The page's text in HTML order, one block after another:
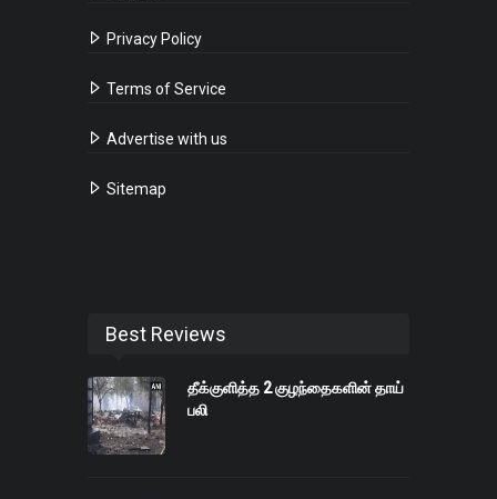
Privacy Policy
Terms of Service
Advertise with us
Sitemap
Best Reviews
தீக்குளித்த 2 குழந்தைகளின் தாய்
பலி